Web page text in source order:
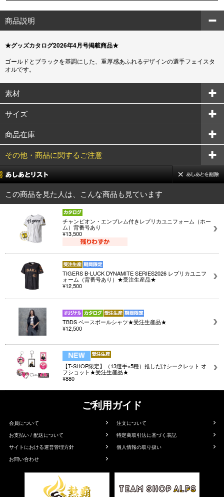
商品説明
★グッズカタログ2026年4月号掲載商品★
ゴールドとブラックを基調にした、重厚感あふれるデザインの選手フェイスタ
オルです。
素材
サイズ
商品在庫
その他・商品に関するご注意
この商品を見た人は、こんな商品も見ています
チャンピオン・エンブレム付きレプリカユニフォーム（ホー
ム）背番号あり
¥13,500
TIGERS B-LUCK DYNAMITE SERIES2026 レプリカユニフ
ォーム（背番号あり）★受注生産品★
¥12,500
TBDS ベースボールシャツ★受注生産品★
¥12,500
【T-SHOP限定】（13選手×5種）推しだけシークレット オ
フショット★受注生産品★
¥880
ご利用ガイド
会員について
注文について
お支払い / 配送について
特定商取引法に基づく表記
サイトにおける運営管理方針
個人情報の取り扱い
お問い合わせ